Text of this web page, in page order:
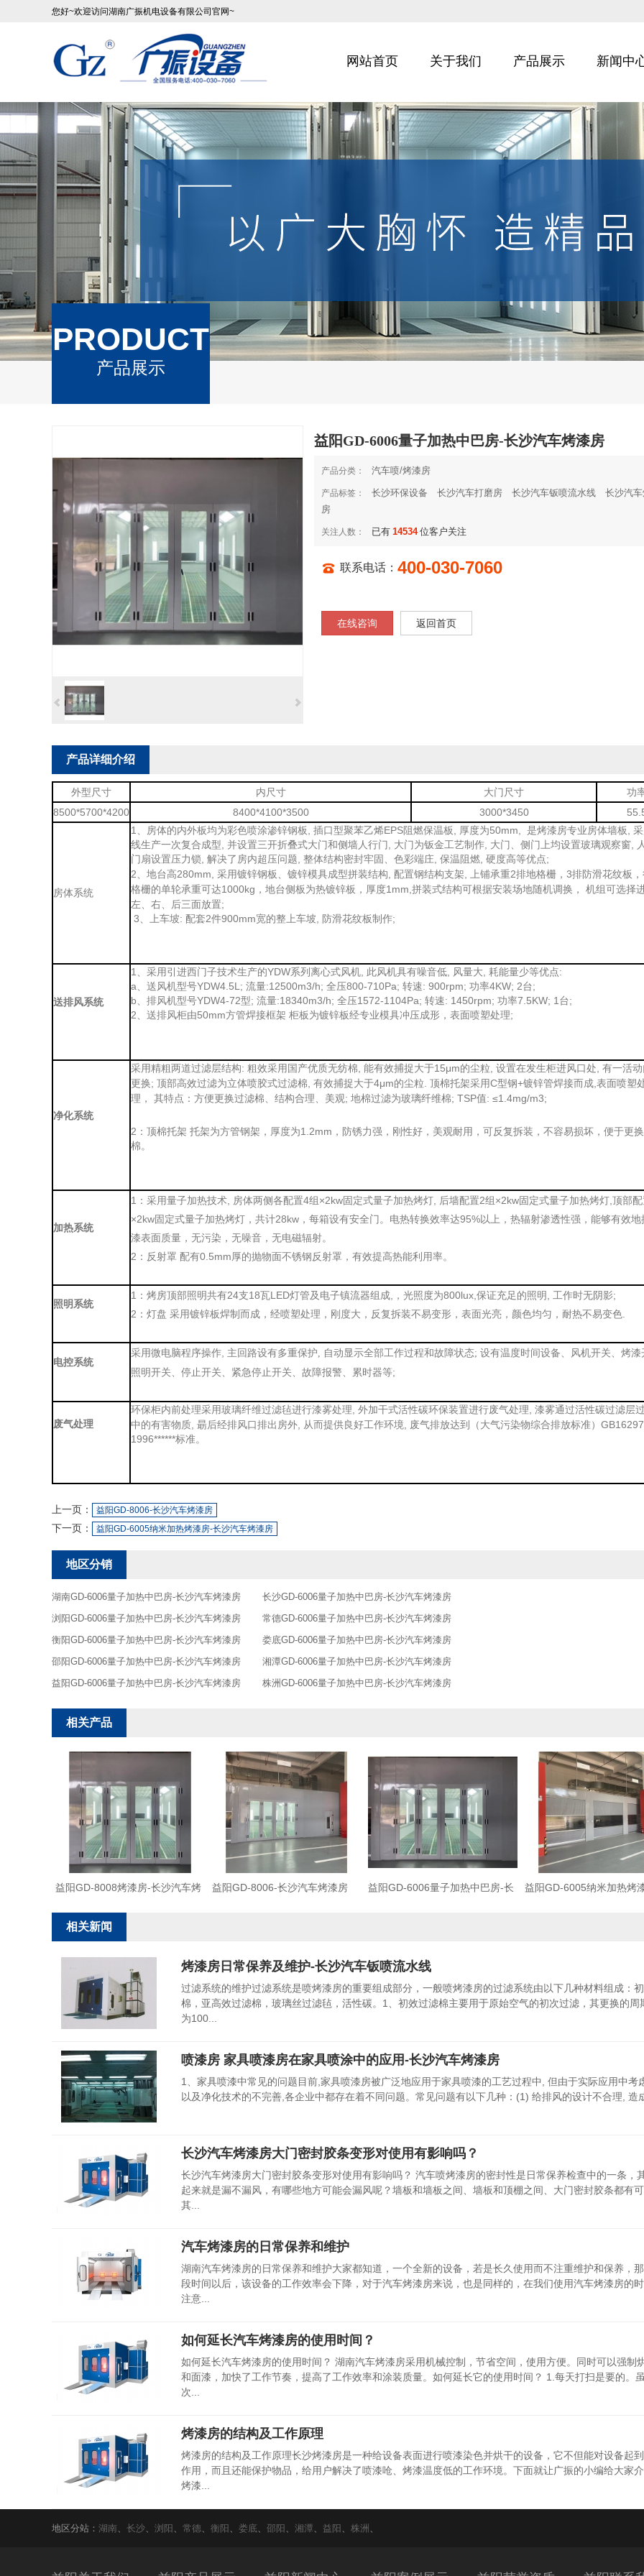
您好~欢迎访问湖南广振机电设备有限公司官网~
网站首页 关于我们 产品展示 新闻中
PRODUCT
产品展示
益阳GD-6006量子加热中巴房-长沙汽车烤漆房
产品分类： 汽车喷/烤漆房
产品标签： 长沙环保设备 长沙汽车打磨房 长沙汽车钣喷流水线
长沙汽
房
关注人数： 已有 14534 位客户关注
联系电话： 400-030-7060
在线咨询 返回首页
产品详细介绍
外型尺寸 内尺寸 大门尺寸
功
8500*5700*4200
8400*4100*3500 3000*3450
房体系统
1、房体的内外板均为彩色喷涂渗锌钢板, 插口型聚苯乙烯EPS阻燃保温板, 厚度为50mm, 是烤漆房专业房体墙板,
线生产一次复合成型, 并设置三开折叠式大门和侧墙人行门, 大门为钣金工艺制作, 大门、侧门上均设置玻璃观察窗,
门扇设置压力锁 , 解决了房内超压问题, 整体结构密封牢固、色彩端庄, 保温阻燃, 硬度高等优点;
2、地台高280mm, 采用镀锌钢板、镀锌模具成型拼装结构, 配置钢结构支架, 上铺承重2排地格栅 ， 3排防滑花纹板
格栅的单轮承重可达1000kg，地台侧板为热镀锌板，厚度1mm,拼装式结构可根据安装场地随机调换， 机组可选择
左、右、后三面放置;
3、上车坡: 配套2件900mm宽的整上车坡, 防滑花纹板制作;
送排风系统
1、采用引进西门子技术生产的YDW系列离心式风机, 此风机具有噪音低, 风量大, 耗能量少等优点:
a、送风机型号YDW4.5L; 流量:12500m3/h; 全压800-710Pa; 转速: 900rpm; 功率4KW; 2台;
b、排风机型号YDW4-72型; 流量:18340m3/h; 全压1572-1104Pa; 转速: 1450rpm; 功率7.5KW; 1台;
2、送排风柜由50mm方管焊接框架 柜板为镀锌板经专业模具冲压成形，表面喷塑处理;
净化系统
采用精粗两道过滤层结构: 粗效采用国产优质无纺棉, 能有效捕捉大于15μm的尘粒, 设置在发生柜进风口处, 有一活
更换; 顶部高效过滤为立体喷胶式过滤棉 , 有效捕捉大于4μm的尘粒. 顶棉托架采用C型钢+镀锌管焊接而成,表面喷塑
理， 其特点： 方便更换过滤棉、结构合理、美观; 地棉过滤为玻璃纤维棉; TSP值: ≤1.4mg/m3;
2：顶棉托架 托架为方管钢架，厚度为1.2mm，防锈力强，刚性好，美观耐用，可反复拆装，不容易损坏，便于更
棉。
加热系统
1：采用量子加热技术, 房体两侧各配置4组×2kw固定式量子加热烤灯, 后墙配置2组×2kw固定式量子加热烤灯, 顶部
×2kw固定式量子加热烤灯， 共计28kw，每箱设有安全门。电热转换效率达95%以上，热辐射渗透性强，能够有效地
漆表面质量，无污染，无噪音，无电磁辐射。
2：反射罩 配有0.5mm厚的抛物面不锈钢反射罩，有效提高热能利用率。
照明系统
1：烤房顶部照明共有24支18瓦LED灯管及电子镇流器组成,，光照度为800lux,保证充足的照明, 工作时无阴影;
2：灯盘 采用镀锌板焊制而成，经喷塑处理，刚度大，反复拆装不易变形，表面光亮，颜色均匀，耐热不易变色.
电控系统
采用微电脑程序操作 主回路设有多重保护, 自动显示全部工作过程和故障状态; 设有温度时间设备、 风机开关、 烤漆
照明开关、停止开关、紧急停止开关、故障报警、累时器等;
废气处理
环保柜内前处理采用玻璃纤维过滤毡进行漆雾处理 , 外加干式活性碳环保装置进行废气处理, 漆雾通过活性碳过滤层
中的有害物质, 朂后经排风口排出房外, 从而提供良好工作环境, 废气排放达到（大气污染物综合排放标准）
1996******标准。
上一页： 益阳GD-8006-长沙汽车烤漆房
下一页： 益阳GD-6005纳米加热烤漆房-长沙汽车烤漆房
地区分销
湖南GD-6006量子加热中巴房-长沙汽车烤漆房
长沙GD-6006量子加热中巴房-长沙汽车烤漆房
浏阳GD-6006量子加热中巴房-长沙汽车烤漆房
常德GD-6006量子加热中巴房-长沙汽车烤漆房
衡阳GD-6006量子加热中巴房-长沙汽车烤漆房
娄底GD-6006量子加热中巴房-长沙汽车烤漆房
邵阳GD-6006量子加热中巴房-长沙汽车烤漆房
湘潭GD-6006量子加热中巴房-长沙汽车烤漆房
益阳GD-6006量子加热中巴房-长沙汽车烤漆房
株洲GD-6006量子加热中巴房-长沙汽车烤漆房
相关产品
益阳GD-8008烤漆房-长沙汽车烤
益阳GD-8006-长沙汽车烤漆房
益阳GD-6006量子加热中巴房-长
益阳GD-6005纳米加热烤
相关新闻
烤漆房日常保养及维护-长沙汽车钣喷流水线
过滤系统的维护过滤系统是喷烤漆房的重要组成部分，一般喷烤漆房的过滤系统由以下几种材料组成：
棉，亚高效过滤棉，玻璃丝过滤毡，活性碳。1、初效过滤棉主要用于原始空气的初次过滤，其更换的周
为100...
喷漆房 家具喷漆房在家具喷涂中的应用-长沙汽车烤漆房
1、家具喷漆中常见的问题目前,家具喷漆房被广泛地应用于家具喷漆的工艺过程中, 但由于实际应用中考
以及净化技术的不完善,各企业中都存在着不同问题。常见问题有以下几种：(1) 给排风的设计不合理, 造
长沙汽车烤漆房大门密封胶条变形对使用有影响吗？
长沙汽车烤漆房大门密封胶条变形对使用有影响吗？ 汽车喷烤漆房的密封性是日常保养检查中的一条，
起来就是漏不漏风，有哪些地方可能会漏风呢？墙板和墙板之间、墙板和顶棚之间、大门密封胶条都有
其...
汽车烤漆房的日常保养和维护
湖南汽车烤漆房的日常保养和维护大家都知道，一个全新的设备，若是长久使用而不注重维护和保养，
段时间以后，该设备的工作效率会下降，对于汽车烤漆房来说，也是同样的，在我们使用汽车烤漆房的
注意...
如何延长汽车烤漆房的使用时间？
如何延长汽车烤漆房的使用时间？ 湖南汽车烤漆房采用机械控制，节省空间，使用方便。同时可以强制
和面漆，加快了工作节奏，提高了工作效率和涂装质量。如何延长它的使用时间？ 1.每天打扫是要的。
次...
烤漆房的结构及工作原理
烤漆房的结构及工作原理长沙烤漆房是一种给设备表面进行喷漆染色并烘干的设备，它不但能对设备起
作用，而且还能保护物品，给用户解决了喷漆呛、烤漆温度低的工作环境。下面就让广振的小编给大家
烤漆...
地区分站： 湖南、 长沙、 浏阳 、 常德、 衡阳 、 娄底、 邵阳 、 湘潭、 益阳 、 株洲 、